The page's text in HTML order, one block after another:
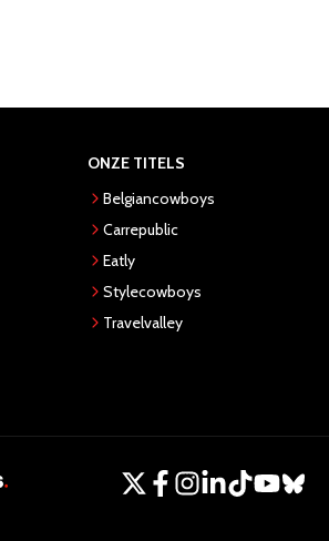
ONZE TITELS
Belgiancowboys
Carrepublic
Eatly
Stylecowboys
Travelvalley